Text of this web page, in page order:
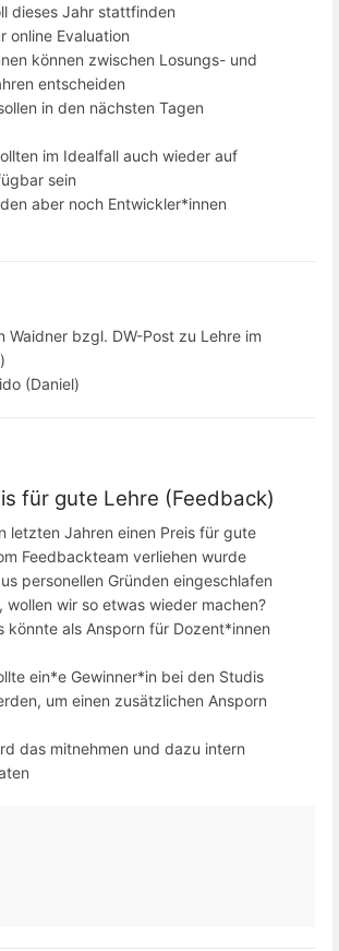
dieses Jahr stattfinden
online Evaluation
können zwischen Losungs- und
entscheiden
in den nächsten Tagen
im Idealfall auch wieder auf
sein
aber noch Entwickler*innen
Waidner bzgl. DW-Post zu Lehre im
(Daniel)
für gute Lehre (Feedback)
letzten Jahren einen Preis für gute
Feedbackteam verliehen wurde
personellen Gründen eingeschlafen
wollen wir so etwas wieder machen?
könnte als Ansporn für Dozent*innen
ein*e Gewinner*in bei den Studis
um einen zusätzlichen Ansporn
das mitnehmen und dazu intern